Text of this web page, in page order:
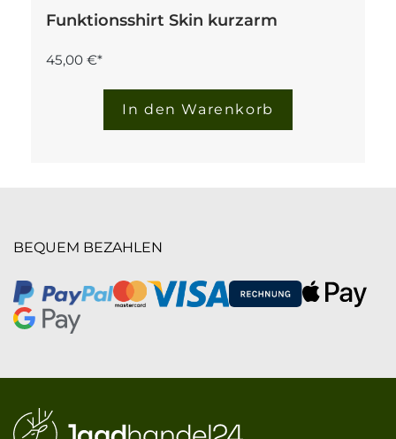
Funktionsshirt Skin kurzarm
45,00 €*
In den Warenkorb
BEQUEM BEZAHLEN